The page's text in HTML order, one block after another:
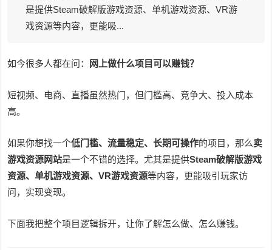
是提供Steam破解版游戏资源、单机游戏资源、VR游
戏资源等内容，更能吸...
如今很多人都在问： 网上做什么项目可以赚钱？
短视频、电商、直播虽然热门，但门槛高、竞争大、投入成本
高。
如果你想找一个低门槛、流量稳定、长期可操作的项目，那么卖
游戏资源网站是一个不错的选择。尤其是提供Steam破解版游戏
资源、单机游戏资源、VR游戏资源等内容，更能吸引玩家访
问，实现变现。
下面我把整个项目逻辑拆开，让你了解怎么做、怎么赚钱。